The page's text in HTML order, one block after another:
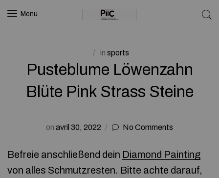
Menu
in sports
Pusteblume Löwenzahn
Blüte Pink Strass Steine
on avril 30, 2022 No Comments
Befreie anschließend dein Diamond Painting
von alles Schmutzresten. Bitte achte darauf,